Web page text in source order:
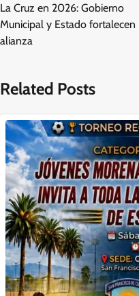
entradas
La Cruz en 2026: Gobierno
Municipal y Estado fortalecen
alianza
Related Posts